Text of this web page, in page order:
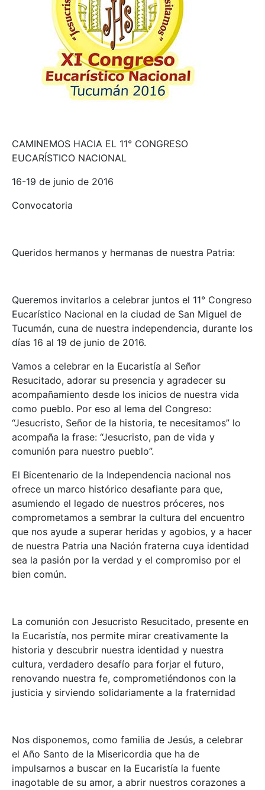
CAMINEMOS HACIA EL 11° CONGRESO
EUCARÍSTICO NACIONAL
16-19 de junio de 2016
Convocatoria
Queridos hermanos y hermanas de nuestra Patria:
Queremos invitarlos a celebrar juntos el 11° Congreso
Eucarístico Nacional en la ciudad de San Miguel de
Tucumán, cuna de nuestra independencia, durante los
días 16 al 19 de junio de 2016.
Vamos a celebrar en la Eucaristía al Señor
Resucitado, adorar su presencia y agradecer su
acompañamiento desde los inicios de nuestra vida
como pueblo. Por eso al lema del Congreso:
“Jesucristo, Señor de la historia, te necesitamos” lo
acompaña la frase: “Jesucristo, pan de vida y
comunión para nuestro pueblo”.
El Bicentenario de la Independencia nacional nos
ofrece un marco histórico desafiante para que,
asumiendo el legado de nuestros próceres, nos
comprometamos a sembrar la cultura del encuentro
que nos ayude a superar heridas y agobios, y a hacer
de nuestra Patria una Nación fraterna cuya identidad
sea la pasión por la verdad y el compromiso por el
bien común.
La comunión con Jesucristo Resucitado, presente en
la Eucaristía, nos permite mirar creativamente la
historia y descubrir nuestra identidad y nuestra
cultura, verdadero desafío para forjar el futuro,
renovando nuestra fe, comprometiéndonos con la
justicia y sirviendo solidariamente a la fraternidad
Nos disponemos, como familia de Jesús, a celebrar
el Año Santo de la Misericordia que ha de
impulsarnos a buscar en la Eucaristía la fuente
inagotable de su amor, a abrir nuestros corazones a